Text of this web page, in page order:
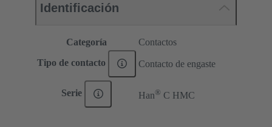
Identificación
Categoría Contactos
Tipo de contacto Contacto de engaste
Serie Han® C HMC